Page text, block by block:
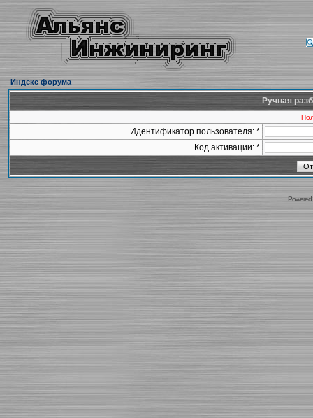
Индекс форума
Ручная
Идентификатор пользователя: *
Код активации: *